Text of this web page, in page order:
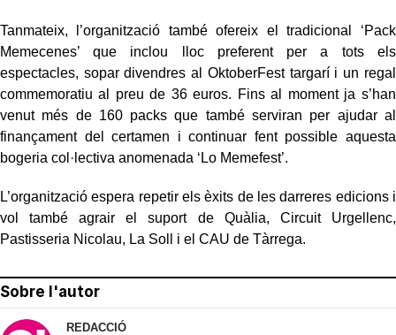
Tanmateix, l’organització també ofereix el tradicional ‘Pack
Memecenes’ que inclou lloc preferent per a tots els
espectacles, sopar divendres al OktoberFest targarí i un regal
commemoratiu al preu de 36 euros. Fins al moment ja s’han
venut més de 160 packs que també serviran per ajudar al
finançament del certamen i continuar fent possible aquesta
bogeria col·lectiva anomenada ‘Lo Memefest’.
L’organització espera repetir els èxits de les darreres edicions i
vol també agrair el suport de Quàlia, Circuit Urgellenc,
Pastisseria Nicolau, La Soll i el CAU de Tàrrega.
Sobre l'autor
REDACCIÓ